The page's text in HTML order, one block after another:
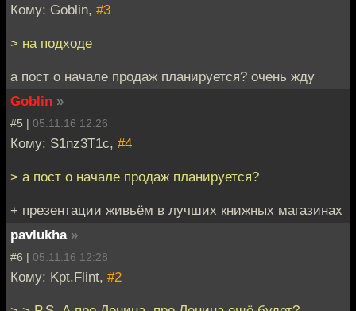
Кому: Goblin, #3
> на подходе
а пост о начале продаж планируется? очень жду
Goblin »
#5 | 05.11.16 12:26
Кому: S1nz3T1c, #4
> а пост о начале продаж планируется?
+ презентации живьём в лучших книжных магазинах
pavlukha »
#6 | 05.11.16 12:28
Кому: Kpt.Flint, #2